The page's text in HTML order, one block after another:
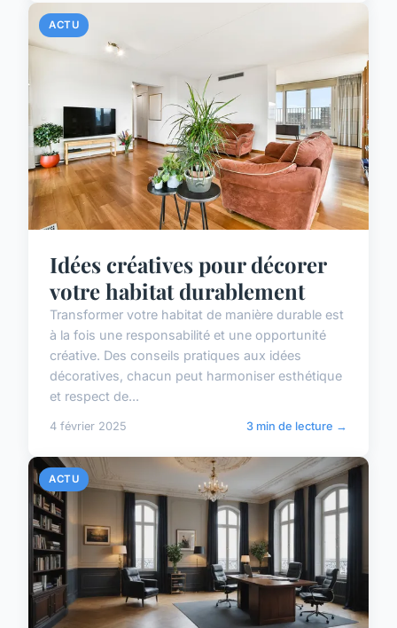
ACTU
Idées créatives pour décorer
votre habitat durablement
Transformer votre habitat de manière durable est
à la fois une responsabilité et une opportunité
créative. Des conseils pratiques aux idées
décoratives, chacun peut harmoniser esthétique
et respect de...
4 février 2025 3 min de lecture →
ACTU